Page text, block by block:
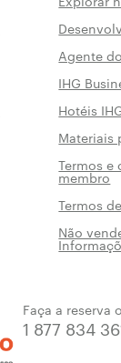
Agente
IHG
Hotéis
Materiais
Termos e
membro
Termos
Não
Faça a reserva
1 877 834